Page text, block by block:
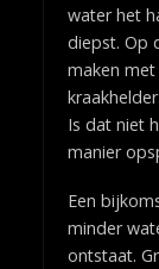
water het
diepst. Op
maken
Is dat niet
manier
Een
minder
ontstaat.